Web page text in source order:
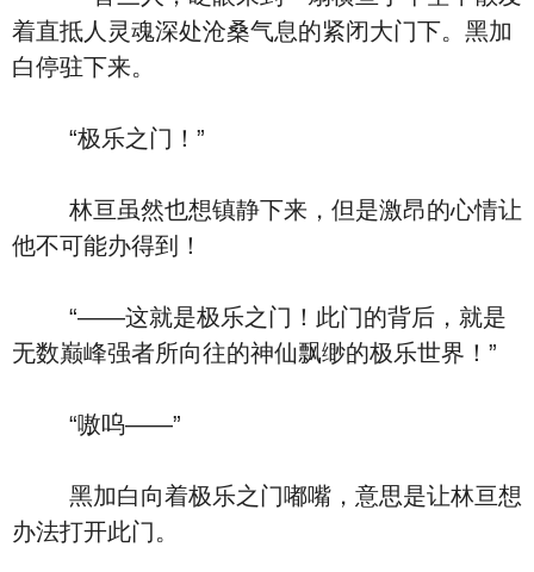
着直抵人灵魂深处沧桑气息的紧闭大门下。黑加
白停驻下来。
“极乐之门！”
林亘虽然也想镇静下来，但是激昂的心情让
他不可能办得到！
“——这就是极乐之门！此门的背后，就是
无数巅峰强者所向往的神仙飘缈的极乐世界！”
“嗷呜——”
黑加白向着极乐之门嘟嘴，意思是让林亘想
办法打开此门。